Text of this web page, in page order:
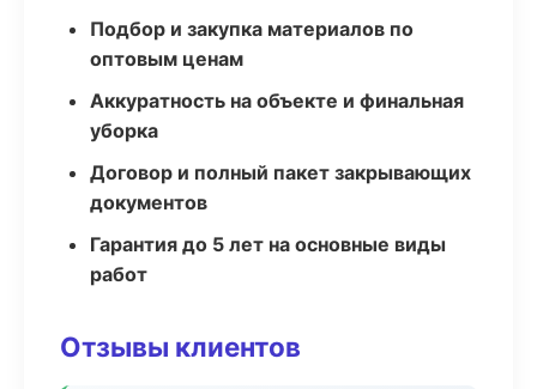
Подбор и закупка материалов по
оптовым ценам
Аккуратность на объекте и финальная
уборка
Договор и полный пакет закрывающих
документов
Гарантия до 5 лет на основные виды
работ
Отзывы клиентов